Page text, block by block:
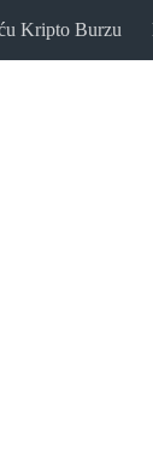
Kripto Burzu